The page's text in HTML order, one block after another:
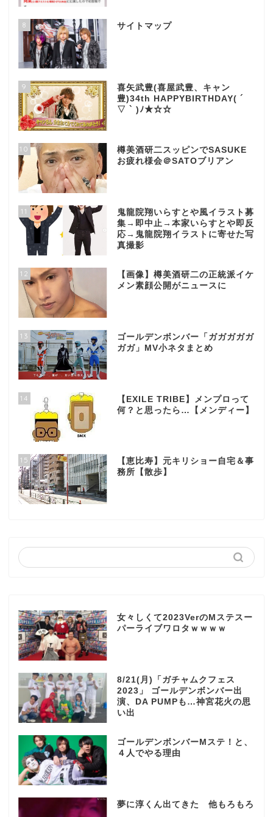
8 サイトマップ
9
喜矢武豊(喜屋武豊、キャン
豊)34th HAPPYBIRTHDAY( ´
▽ ` )ﾉ★☆☆
10
樽美酒研二スッピンでSASUKE
お疲れ様会＠SATOブリアン
11
鬼龍院翔いらすとや風イラスト募
集→即中止→本家いらすとや即反
応→鬼龍院翔イラストに寄せた写
真撮影
12
【画像】樽美酒研二の正統派イケ
メン素顔公開がニュースに
13
ゴールデンボンバー「ガガガガガ
ガガ」MV小ネタまとめ
14
【EXILE TRIBE】メンプロって
何？と思ったら…【メンディー】
15
【恵比寿】元キリショー自宅＆事
務所【散歩】
女々しくて2023VerのMステスー
パーライブワロタｗｗｗｗ
8/21(月)「ガチャムクフェス
2023」 ゴールデンボンバー出
演、DA PUMPも…神宮花火の思
い出
ゴールデンボンバーMステ！と、
４人でやる理由
夢に淳くん出てきた 他もろもろ